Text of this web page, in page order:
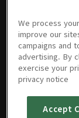
PREMIUM
19회
11/26/2023 • 1시간 6분
20회
We process
improve our
campaigns and
advertising. By
exercise your
privacy notice
Accept